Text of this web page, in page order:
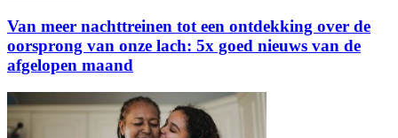
Van meer nachttreinen tot een ontdekking over de
oorsprong van onze lach: 5x goed nieuws van de
afgelopen maand